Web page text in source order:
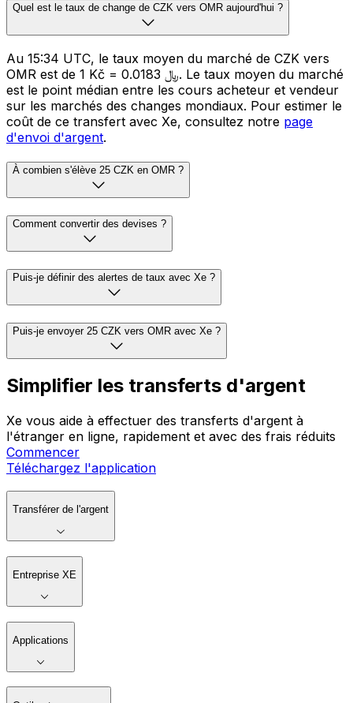
Quel est le taux de change de CZK vers OMR aujourd'hui ?
Au 15:34 UTC, le taux moyen du marché de CZK vers
OMR est de 1 Kč = 0.0183 ﷼. Le taux moyen du marché
est le point médian entre les cours acheteur et vendeur
sur les marchés des changes mondiaux. Pour estimer le
coût de ce transfert avec Xe, consultez notre page
d'envoi d'argent.
À combien s'élève 25 CZK en OMR ?
Comment convertir des devises ?
Puis-je définir des alertes de taux avec Xe ?
Puis-je envoyer 25 CZK vers OMR avec Xe ?
Simplifier les transferts d'argent
Xe vous aide à effectuer des transferts d'argent à
l'étranger en ligne, rapidement et avec des frais réduits
Commencer
Téléchargez l'application
Transférer de l'argent
Entreprise XE
Applications